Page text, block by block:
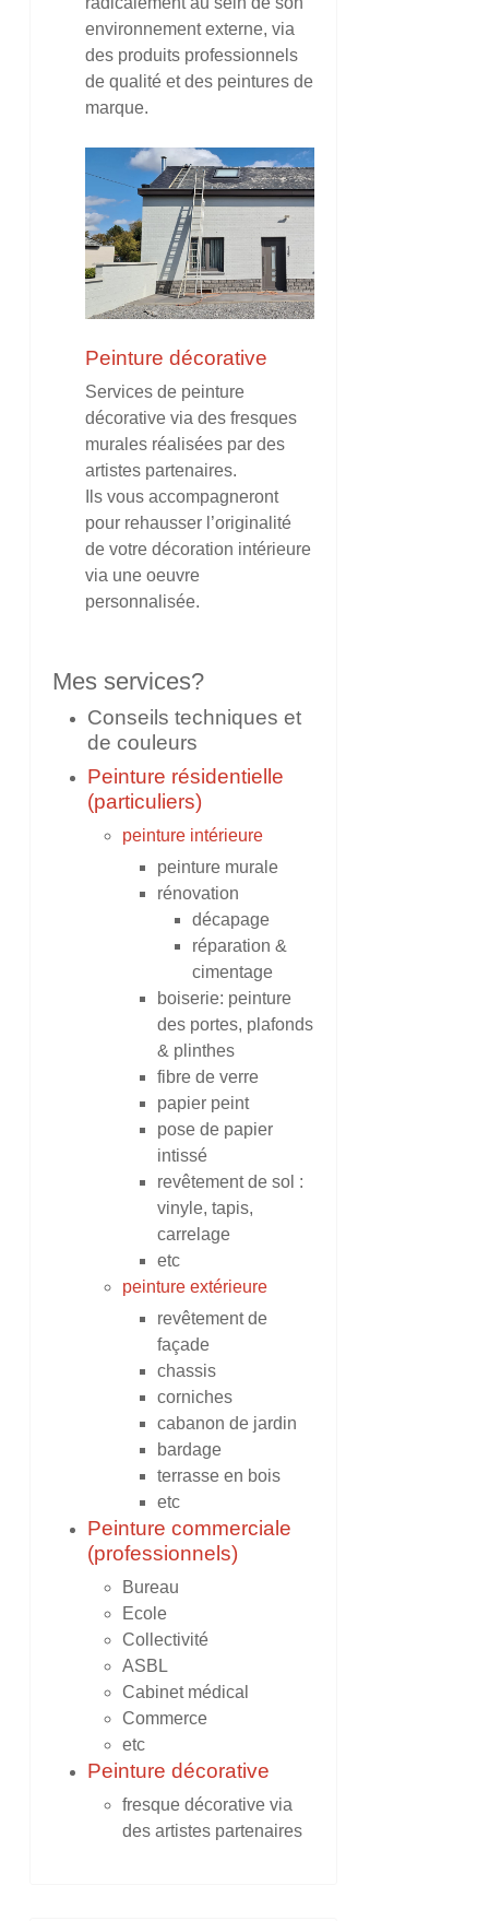
environnement externe, via
des produits professionnels
de qualité et des peintures de
marque.
Peinture décorative
Services de peinture
décorative via des fresques
murales réalisées par des
artistes partenaires.
Ils vous accompagneront
pour rehausser l’originalité
de votre décoration intérieure
via une oeuvre
personnalisée.
Mes services?
Conseils techniques et
de couleurs
Peinture résidentielle
(particuliers)
peinture intérieure
peinture murale
rénovation
décapage
réparation &
cimentage
boiserie: peinture
des portes, plafonds
& plinthes
fibre de verre
papier peint
pose de papier
intissé
revêtement de sol :
vinyle, tapis,
carrelage
etc
peinture extérieure
revêtement de
façade
chassis
corniches
cabanon de jardin
bardage
terrasse en bois
etc
Peinture commerciale
(professionnels)
Bureau
Ecole
Collectivité
ASBL
Cabinet médical
Commerce
etc
Peinture décorative
fresque décorative via
des artistes partenaires